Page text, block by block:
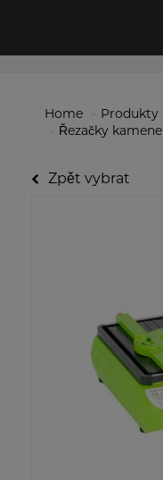
Home Produkty
Řezačky kamene
Zpět vybrat